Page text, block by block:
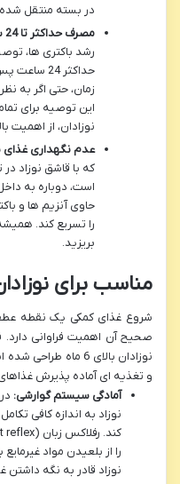
در بسته منتقل
مصرف حداکثر تا 24 ساعت:
رشد باکتری ها،
حداکثر
زمان، حتی اگر به
این توصیه برای
نوزادان، از اهمیت
عدم نگهداری غذای
که با قاشق نوزاد
است، دوباره به
حاوی آنزیم ها و
را تسریع کند.
بریزید.
مناسب برای نوزادان
شروع غذای کمکی یک نقطه
صحیح آن اهمیت فراوانی دارد.
نوزادان بالای 6
و تغذیه ای آماده پذیرش
آمادگی سیستم گوارشی:
نوزاد به اندازه کافی
را از بلعیدن مواد
نوزاد قادر به نگه